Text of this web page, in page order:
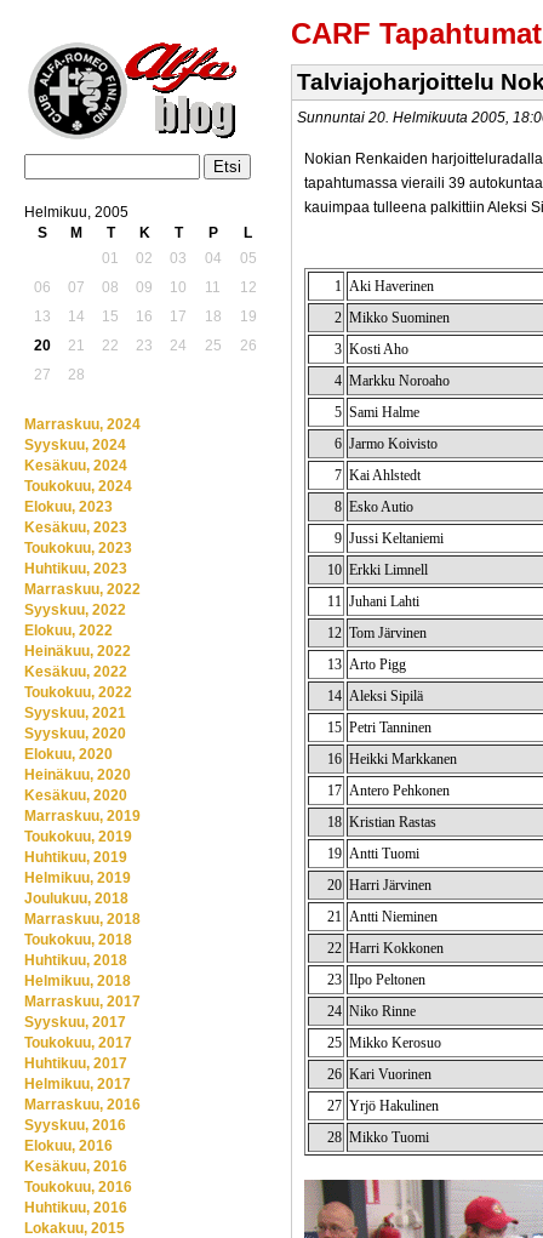
CARF Tapahtumat
Talviajoharjoittelu
Sunnuntai 20. Helmikuuta 2005,
Nokian Renkaiden
tapahtumassa vieraili 39
kauimpaa tulleena palkittiin Aleksi
1 Aki Haverinen
2 Mikko Suominen
3 Kosti Aho
4 Markku Noroaho
5 Sami Halme
6 Jarmo Koivisto
7 Kai Ahlstedt
8 Esko Autio
9 Jussi Keltaniemi
10 Erkki Limnell
11 Juhani Lahti
12 Tom Järvinen
13 Arto Pigg
14 Aleksi Sipilä
15 Petri Tanninen
16 Heikki Markkanen
17 Antero Pehkonen
18 Kristian Rastas
19 Antti Tuomi
20 Harri Järvinen
21 Antti Nieminen
22 Harri Kokkonen
23 Ilpo Peltonen
24 Niko Rinne
25 Mikko Kerosuo
26 Kari Vuorinen
27 Yrjö Hakulinen
28 Mikko Tuomi
Helmikuu, 2005
S
M T K T P
L
01
02 03 04
05
06
07 08 09 10 11
12
13
14 15 16 17 18
19
20
21 22 23 24 25
26
27
28
Marraskuu, 2024
Syyskuu, 2024
Kesäkuu, 2024
Toukokuu, 2024
Elokuu, 2023
Kesäkuu, 2023
Toukokuu, 2023
Huhtikuu, 2023
Marraskuu, 2022
Syyskuu, 2022
Elokuu, 2022
Heinäkuu, 2022
Kesäkuu, 2022
Toukokuu, 2022
Syyskuu, 2021
Syyskuu, 2020
Elokuu, 2020
Heinäkuu, 2020
Kesäkuu, 2020
Marraskuu, 2019
Toukokuu, 2019
Huhtikuu, 2019
Helmikuu, 2019
Joulukuu, 2018
Marraskuu, 2018
Toukokuu, 2018
Huhtikuu, 2018
Helmikuu, 2018
Marraskuu, 2017
Syyskuu, 2017
Toukokuu, 2017
Huhtikuu, 2017
Helmikuu, 2017
Marraskuu, 2016
Syyskuu, 2016
Elokuu, 2016
Kesäkuu, 2016
Toukokuu, 2016
Huhtikuu, 2016
Lokakuu, 2015